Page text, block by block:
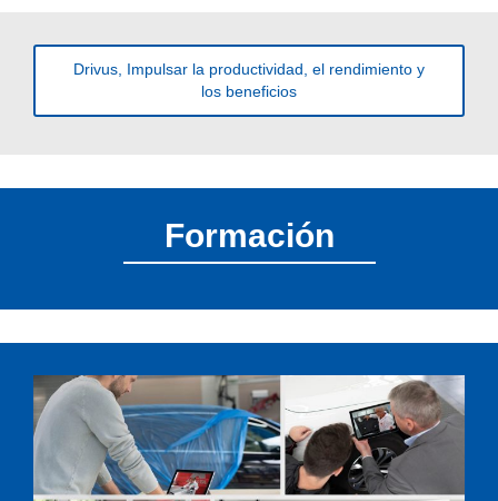
Drivus, Impulsar la productividad, el rendimiento y
los beneficios
Formación